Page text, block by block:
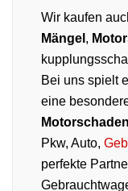
Wir kaufen
Mängel ,
Bei uns spielt
eine
Motorschaden
Pkw, Auto,
perfekte